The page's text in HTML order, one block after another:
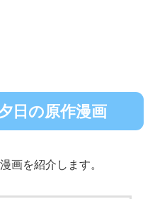
日の原作漫画
画を紹介します。